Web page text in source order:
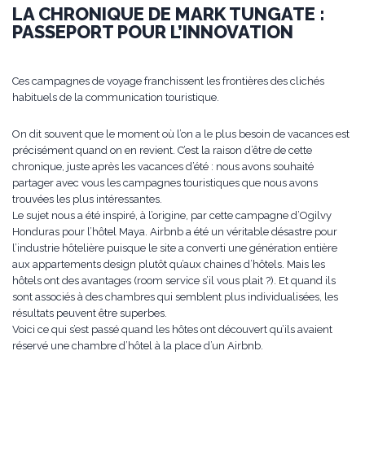
LA CHRONIQUE DE MARK TUNGATE :
PASSEPORT POUR L’INNOVATION
Ces campagnes de voyage franchissent les frontières des clichés
habituels de la communication touristique.
On dit souvent que le moment où l’on a le plus besoin de vacances est
précisément quand on en revient. C’est la raison d’être de cette
chronique, juste après les vacances d’été : nous avons souhaité
partager avec vous les campagnes touristiques que nous avons
trouvées les plus intéressantes.
Le sujet nous a été inspiré, à l’origine, par cette campagne d’Ogilvy
Honduras pour l’hôtel Maya. Airbnb a été un véritable désastre pour
l’industrie hôtelière puisque le site a converti une génération entière
aux appartements design plutôt qu’aux chaines d’hôtels. Mais les
hôtels ont des avantages (room service s’il vous plait ?). Et quand ils
sont associés à des chambres qui semblent plus individualisées, les
résultats peuvent être superbes.
Voici ce qui s’est passé quand les hôtes ont découvert qu’ils avaient
réservé une chambre d’hôtel à la place d’un Airbnb.